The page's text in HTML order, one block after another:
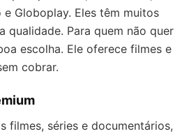
e Globoplay. Eles têm muitos
qualidade. Para quem não quer
escolha. Ele oferece filmes e
cobrar.
filmes, séries e documentários,